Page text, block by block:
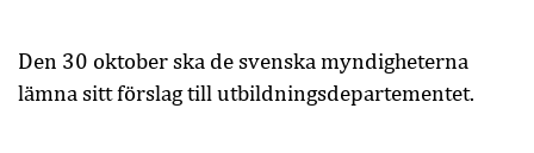
Den 30 oktober ska de svenska myndigheterna
lämna sitt förslag till utbildningsdepartementet.